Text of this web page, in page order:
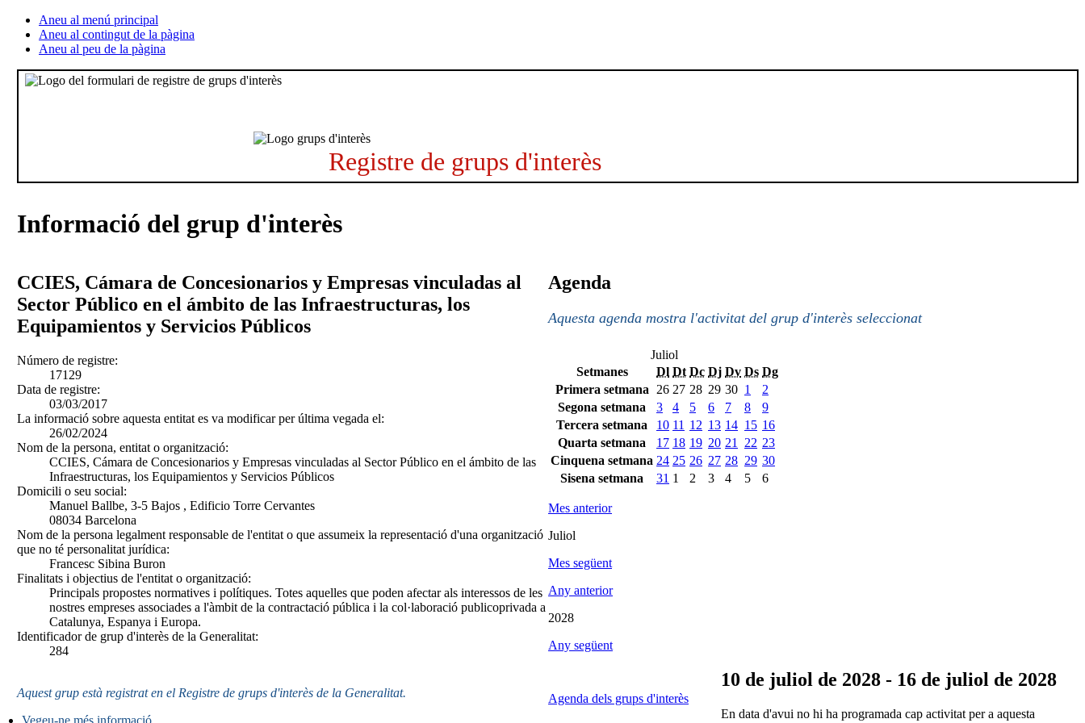
Aneu al menú principal
Aneu al contingut de la pàgina
Aneu al peu de la pàgina
Registre de grups d'interès
Informació del grup d'interès
CCIES, Cámara de Concesionarios y Empresas vinculadas al
Sector Público en el ámbito de las Infraestructuras, los
Equipamientos y Servicios Públicos
Número de registre:
17129
Data de registre:
03/03/2017
La informació sobre aquesta entitat es va modificar per última vegada el:
26/02/2024
Nom de la persona, entitat o organització:
CCIES, Cámara de Concesionarios y Empresas vinculadas al Sector Público en el ámbito de las
Infraestructuras, los Equipamientos y Servicios Públicos
Domicili o seu social:
Manuel Ballbe, 3-5 Bajos , Edificio Torre Cervantes
08034 Barcelona
Nom de la persona legalment responsable de l'entitat o que assumeix la representació d'una organització
que no té personalitat jurídica:
Francesc Sibina Buron
Finalitats i objectius de l'entitat o organització:
Principals propostes normatives i polítiques. Totes aquelles que poden afectar als interessos de les
nostres empreses associades a l'àmbit de la contractació pública i la col·laboració publicoprivada a
Catalunya, Espanya i Europa.
Identificador de grup d'interès de la Generalitat:
284
Aquest grup està registrat en el Registre de grups d'interès de la Generalitat.
Vegeu-ne més informació
Agenda
Aquesta agenda mostra l'activitat del grup d'interès seleccionat
Juliol
Setmanes
Dl Dt Dc Dj Dv Ds Dg
Primera setmana
26 27 28 29 30 1
2
Segona setmana
3 4 5 6 7 8
9
Tercera setmana
10 11 12 13 14 15 16
Quarta setmana
17 18 19 20 21 22 23
Cinquena setmana 24 25 26 27 28 29 30
Sisena setmana
31 1 2 3 4 5 6
Mes anterior
Juliol
Mes següent
Any anterior
2028
Any següent
Agenda dels grups d'interès
10 de juliol de 2028 - 16 de juliol de 2028
En data d'avui no hi ha programada cap activitat per a aquesta